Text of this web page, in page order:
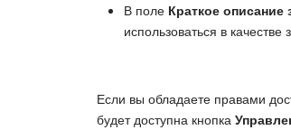
В поле Краткое описание
использоваться в качестве
Если вы обладаете правами
будет доступна кнопка